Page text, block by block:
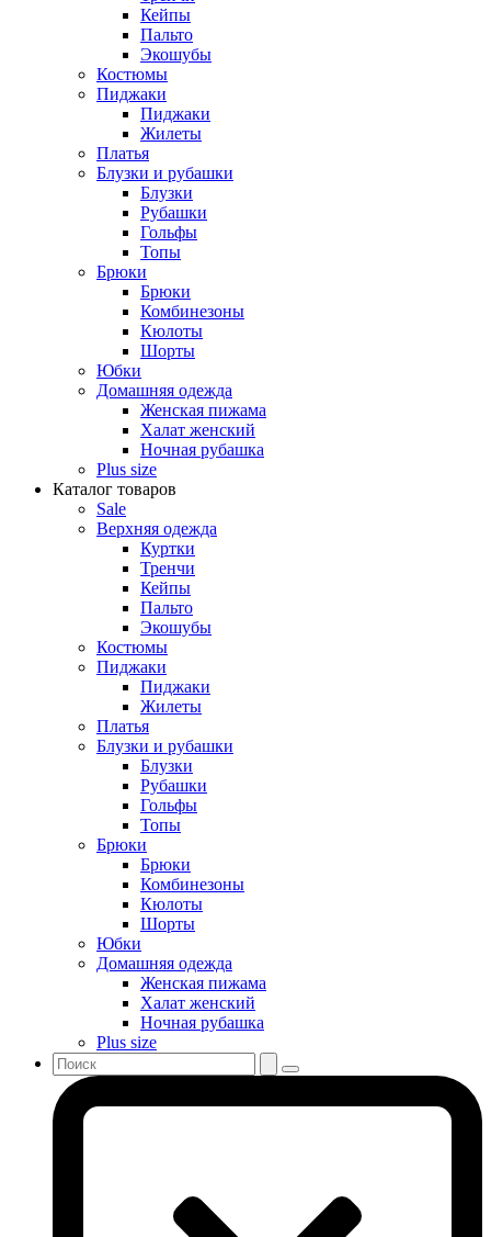
Кейпы
Пальто
Экошубы
Костюмы
Пиджаки
Пиджаки
Жилеты
Платья
Блузки и рубашки
Блузки
Рубашки
Гольфы
Топы
Брюки
Брюки
Комбинезоны
Кюлоты
Шорты
Юбки
Домашняя одежда
Женская пижама
Халат женский
Ночная рубашка
Plus size
Каталог товаров
Sale
Верхняя одежда
Куртки
Тренчи
Кейпы
Пальто
Экошубы
Костюмы
Пиджаки
Пиджаки
Жилеты
Платья
Блузки и рубашки
Блузки
Рубашки
Гольфы
Топы
Брюки
Брюки
Комбинезоны
Кюлоты
Шорты
Юбки
Домашняя одежда
Женская пижама
Халат женский
Ночная рубашка
Plus size